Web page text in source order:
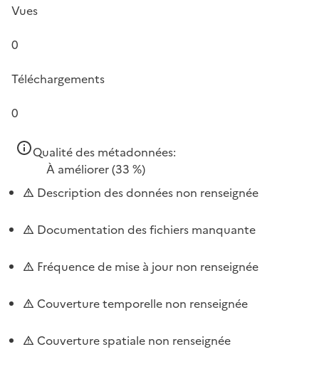
Vues
0
Téléchargements
0
Qualité des métadonnées:
À améliorer(33 %)
Description des données non renseignée
Documentation des fichiers manquante
Fréquence de mise à jour non renseignée
Couverture temporelle non renseignée
Couverture spatiale non renseignée